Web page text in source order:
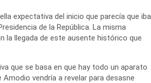
expectativa del inicio que parecía que iba
de la República. La misma
la llegada de este ausente histórico que
que se basa en que hay todo un aparato
vendría a revelar para desasne